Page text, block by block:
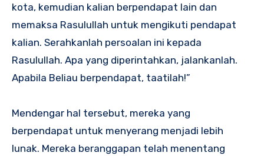
kota, kemudian kalian berpendapat lain dan
memaksa Rasulullah untuk mengikuti pendapat
kalian. Serahkanlah persoalan ini kepada
Rasulullah. Apa yang diperintahkan, jalankanlah.
Apabila Beliau berpendapat, taatilah!”
Mendengar hal tersebut, mereka yang
berpendapat untuk menyerang menjadi lebih
lunak. Mereka beranggapan telah menentang